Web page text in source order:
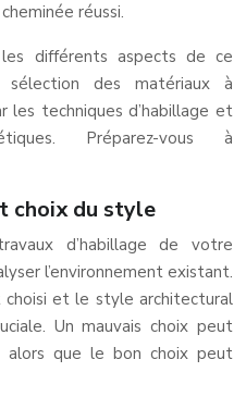
réussi.
différents aspects de ce
des matériaux à
les techniques d’habillage et
Préparez-vous à
choix du style
d’habillage de votre
l’environnement existant.
choisi et le style architectural
Un mauvais choix peut
alors que le bon choix peut